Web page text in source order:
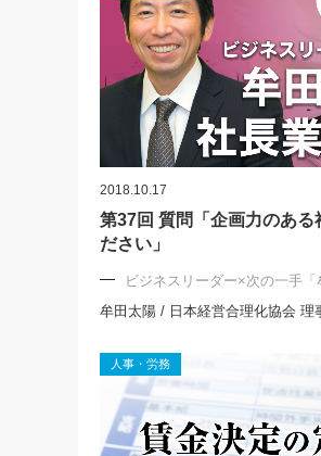
2018.10.17
第37回 質問「企画力のある
ださい」
ビジネスリーダー×次の一手「
牟田太陽 / 日本経営合理化協会 理
人事・労務